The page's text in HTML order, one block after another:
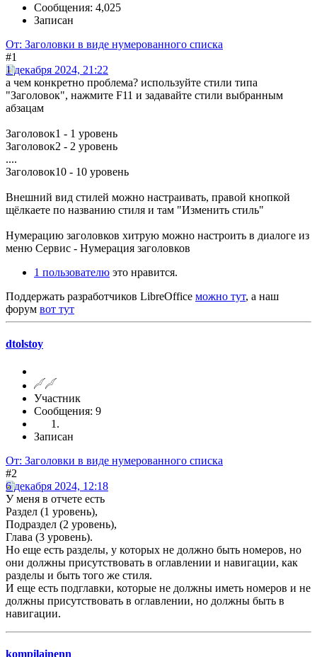
Сообщения: 4,025
Записан
От: Заголовки в виде нумерованного списка
#1
1 декабря 2024, 21:22
а чем конкретно проблема? используйте стили типа
"Заголовок", нажмите F11 и задавайте стили выбранным
абзацам
Заголовок1 - 1 уровень
Заголовок2 - 2 уровень
....
Заголовок10 - 10 уровень
Внешний вид стилей можно настраивать, правой кнопкой
щёлкаете по названию стиля и там "Изменить стиль"
Нумерацию заголовков хитрую можно настроить в диалоге из
меню Сервис - Нумерация заголовков
1 пользователю это нравится.
Поддержать разработчиков LibreOffice можно тут, а наш
форум вот тут
dtolstoy
Участник
Сообщения: 9
Записан
От: Заголовки в виде нумерованного списка
#2
6 декабря 2024, 12:18
У меня в отчете есть
Раздел (1 уровень),
Подраздел (2 уровень),
Глава (3 уровень).
Но еще есть разделы, у которых не должно быть номеров, но
они должны присутствовать в оглавлении и навигации, как
разделы и быть того же стиля.
И еще есть подглавки, которые не должны иметь номеров и не
должны присутствовать в оглавлении, но должны быть в
навигации.
kompilainenn